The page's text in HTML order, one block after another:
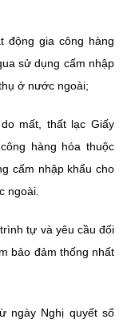
English
Góp ý
và Công nghệ.
động gia công hàng
sử dụng cấm nhập
ở nước ngoài;
mất, thất lạc Giấy
hàng hóa thuộc
cấm nhập khẩu cho
ngoài.
tự và yêu cầu đối
bảo đảm thống nhất
ngày Nghị quyết số